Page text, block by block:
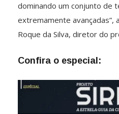
dominando um conjunto de
extremamente avançadas”,
Roque da Silva, diretor do
Confira o especial: